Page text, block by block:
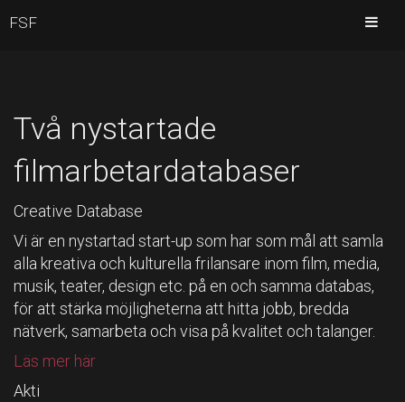
Två nystartade
filmarbetardatabaser
Creative Database
Vi är en nystartad start-up som har som mål att samla
alla kreativa och kulturella frilansare inom film, media,
musik, teater, design etc. på en och samma databas,
för att stärka möjligheterna att hitta jobb, bredda
nätverk, samarbeta och visa på kvalitet och talanger.
Läs mer här
Akti
FSF